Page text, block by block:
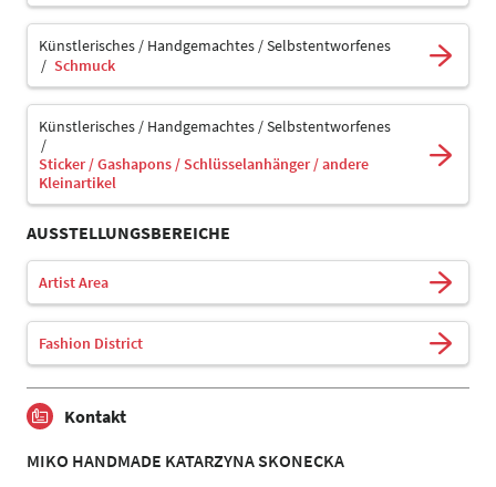
Künstlerisches / Handgemachtes / Selbstentworfenes
Schmuck
Künstlerisches / Handgemachtes / Selbstentworfenes
Sticker / Gashapons / Schlüsselanhänger / andere
Kleinartikel
AUSSTELLUNGSBEREICHE
Artist Area
Fashion District
Kontakt
MIKO HANDMADE KATARZYNA SKONECKA